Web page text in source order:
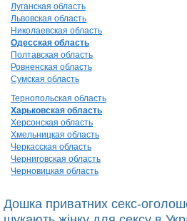
Луганская область
Львовская область
Николаевская область
Одесская область
Полтавская область
Ровненская область
Сумская область
Тернопольская область
Харьковская область
Херсонская область
Хмельницкая область
Черкасская область
Черниговская область
Черновицкая область
Дошка приватних секс-